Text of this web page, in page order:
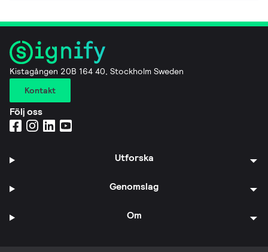
Kistagången 20B 164 40, Stockholm Sweden
Kontakt
Följ oss
Utforska
Genomslag
Om